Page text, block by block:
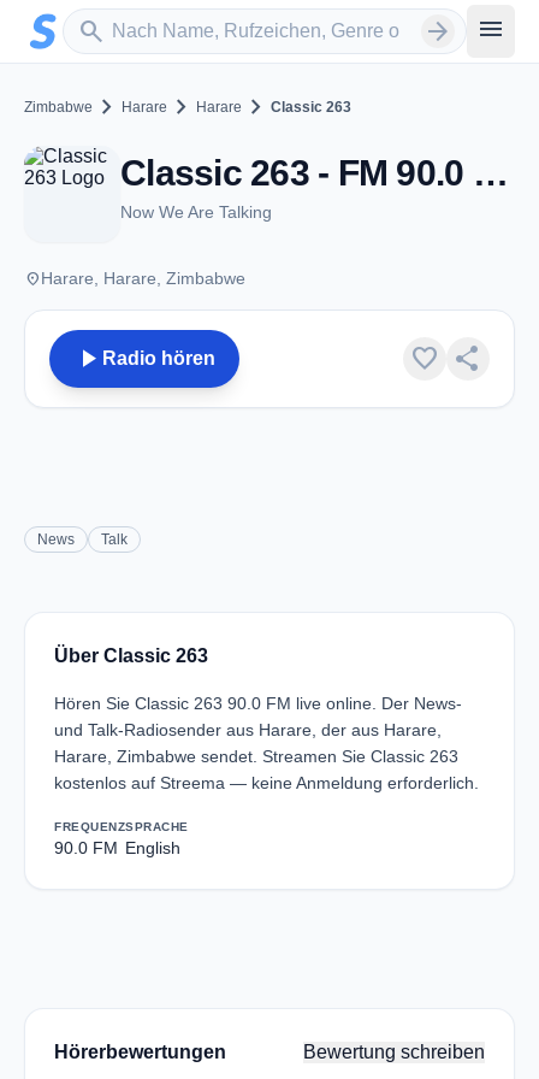
Zum Hauptinhalt springen
search
Sender suchen arrow_forward menu
Zimbabwe chevron_right Harare chevron_right Harare chevron_right Classic 263
Classic 263 - FM 90.0 - Harare
Now We Are Talking
placeHarare, Harare, Zimbabwe
play_arrow Radio hören favorite share
News Talk
Über Classic 263
Hören Sie Classic 263 90.0 FM live online. Der News-
und Talk-Radiosender aus Harare, der aus Harare,
Harare, Zimbabwe sendet. Streamen Sie Classic 263
kostenlos auf Streema — keine Anmeldung erforderlich.
FREQUENZ
90.0 FM
SPRACHE
English
Hörerbewertungen Bewertung schreiben